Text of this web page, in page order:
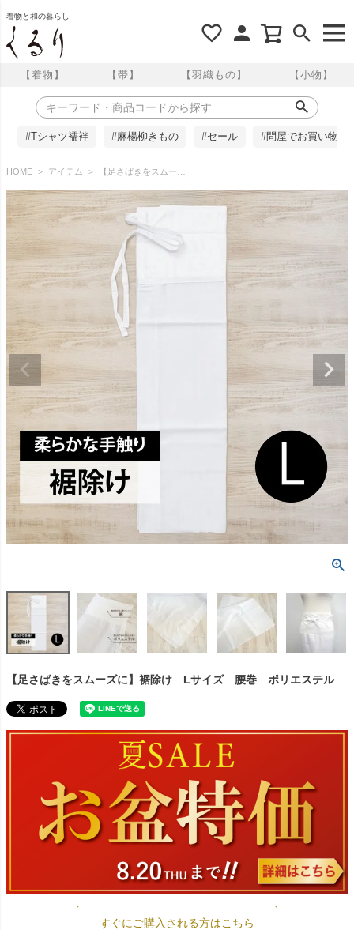
着物と和の暮らし
【着物】 【帯】 【羽織もの】 【小物】
#Tシャツ襦袢 #麻楊柳きもの #セール #問屋でお買い物
HOME アイテム 【足さばきをスムーズに】裾除け Lサイズ 腰巻 ポリエステル
【足さばきをスムーズに】裾除け Lサイズ 腰巻 ポリエステル
すぐにご購入される方はこちら